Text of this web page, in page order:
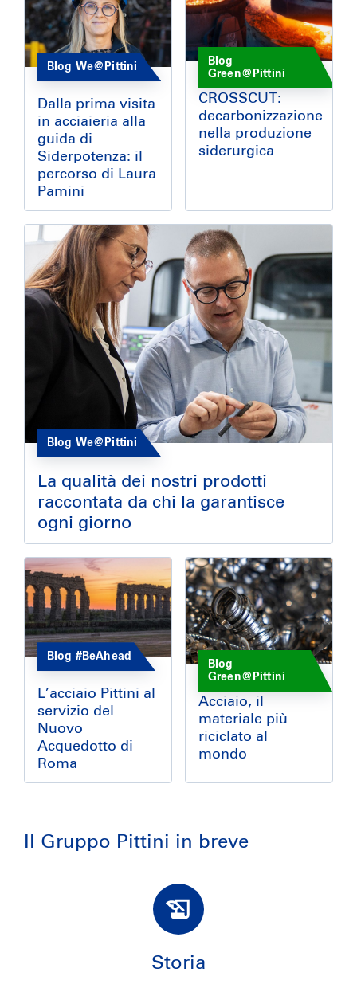
Blog We@Pittini
Dalla prima visita
in acciaieria alla
guida di
Siderpotenza: il
percorso di Laura
Pamini
Blog
Green@Pittini
CROSSCUT:
decarbonizzazione
nella produzione
siderurgica
Blog We@Pittini
La qualità dei nostri prodotti
raccontata da chi la garantisce
ogni giorno
Blog #BeAhead
L’acciaio Pittini al
servizio del
Nuovo
Acquedotto di
Roma
Blog
Green@Pittini
Acciaio, il
materiale più
riciclato al
mondo
Il Gruppo Pittini in breve
Storia